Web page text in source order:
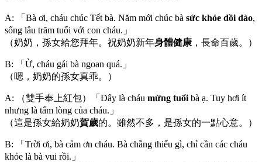
A: 「Bà ơi, cháu chúc Tết bà. Năm mới chúc bà sức khỏe dồi dào,
sống lâu trăm tuổi với con cháu.」
（奶奶，孫女給您拜年。祝奶奶新年身體健康 ，長命百歲。）
B: 「Ừ, cháu gái bà ngoan quá.」
（嗯，奶奶的孫女真乖。）
A: （雙手奉上紅包）「Đây là cháu mừng tuổi bà ạ. Tuy hơi ít
nhưng là tấm lòng của cháu.」
（這是孫女給奶奶賀歲的。雖然不多，是孫女的一點心意。）
B: 「Trời ơi, bà cảm ơn cháu. Bà chẳng thiếu gì, chỉ cần các cháu
khỏe là bà vui rồi.」